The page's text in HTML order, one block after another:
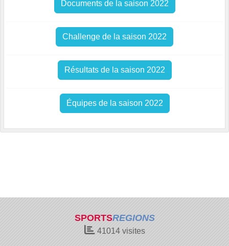
Documents de la saison 2022
Challenge de la saison 2022
Résultats de la saison 2022
Équipes de la saison 2022
SPORTSREGIONS
41014visites